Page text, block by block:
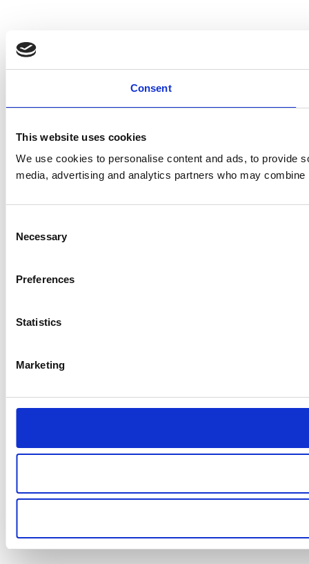
Consent
This website uses cookies
We use cookies to personalise content and ads, to provide
media, advertising and analytics partners who may
Selection
Necessary
Preferences
Statistics
Marketing